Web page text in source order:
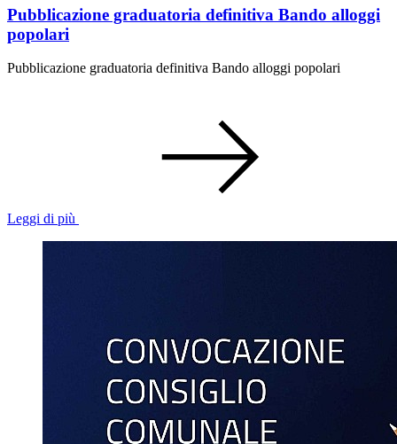
Pubblicazione graduatoria definitiva Bando alloggi
popolari
Pubblicazione graduatoria definitiva Bando alloggi popolari
Leggi di più